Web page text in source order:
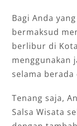
Bagi Anda
bermaksud
berlibur di
menggunakan
selama
Tenang saja,
Salsa Wisata